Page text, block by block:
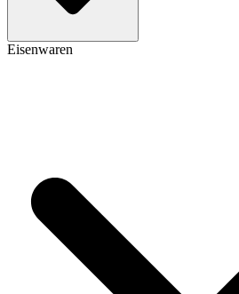
Eisenwaren